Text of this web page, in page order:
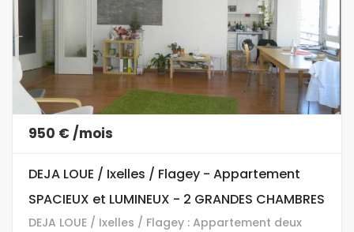
950 € /mois
DEJA LOUE / Ixelles / Flagey - Appartement
SPACIEUX et LUMINEUX - 2 GRANDES CHAMBRES
DEJA LOUE / Ixelles / Flagey : Appartement deux